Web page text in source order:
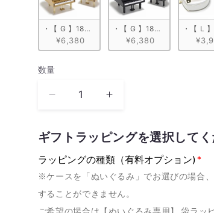
・【 G 】18弁 木製グランドピアノ型　ナチュラ
¥6,380
・【 G 】18弁 木製グランド
¥6,380
・【 L
数
数量
モ
ル》
地
上
《量
モ
ル》
地
上
ギフトラッピングを選択してく
ラッピングの種類（有料オプション)
※ケースを「ぬいぐるみ」でお選びの場合
することができません。